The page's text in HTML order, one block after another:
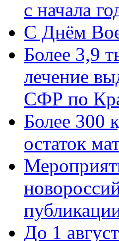
с начала
C Днём
Более 3,9
лечение
СФР по
Более 300
остаток
До 1